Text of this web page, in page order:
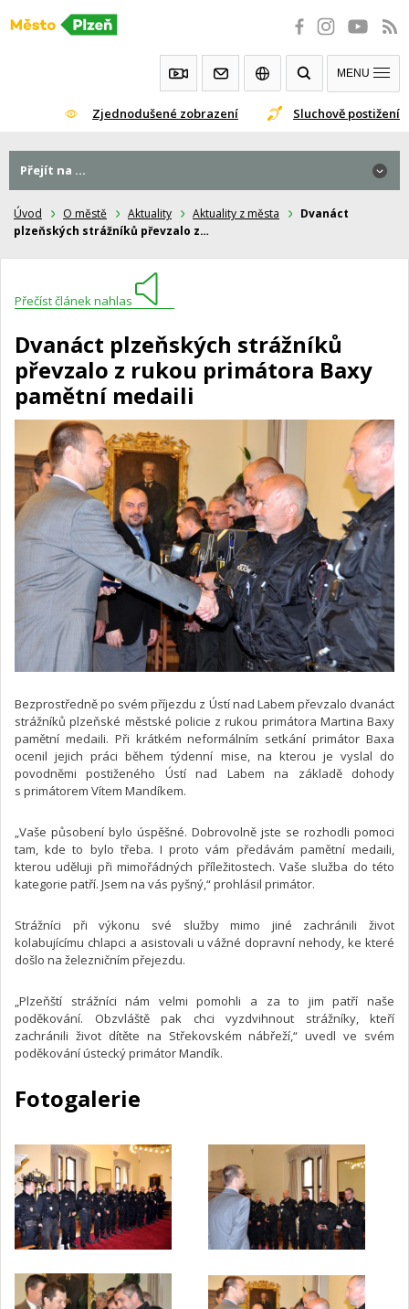
Přeskočit
Zjednodušené zobrazení Sluchově postižení
MENU
Úvod O městě Aktuality Aktuality z města
Dvanáct
plzeňských strážníků převzalo z…
Přečíst článek nahlas
Dvanáct plzeňských strážníků
převzalo z rukou primátora Baxy
pamětní medaili
Bezprostředně po svém příjezdu z Ústí nad Labem převzalo dvanáct
strážníků plzeňské městské policie z rukou primátora Martina Baxy
pamětní medaili. Při krátkém neformálním setkání primátor Baxa
ocenil jejich práci během týdenní mise, na kterou je vyslal do
povodněmi postiženého Ústí nad Labem na základě dohody
s primátorem Vítem Mandíkem.
„Vaše působení bylo úspěšné. Dobrovolně jste se rozhodli pomoci
tam, kde to bylo třeba. I proto vám předávám pamětní medaili,
kterou uděluji při mimořádných příležitostech. Vaše služba do této
kategorie patří. Jsem na vás pyšný,“ prohlásil primátor.
Strážníci při výkonu své služby mimo jiné zachránili život
kolabujícímu chlapci a asistovali u vážné dopravní nehody, ke které
došlo na železničním přejezdu.
„Plzeňští strážníci nám velmi pomohli a za to jim patří naše
poděkování. Obzvláště pak chci vyzdvihnout strážníky, kteří
zachránili život dítěte na Střekovském nábřeží,“ uvedl ve svém
poděkování ústecký primátor Mandík.
Fotogalerie
Přejít na ...